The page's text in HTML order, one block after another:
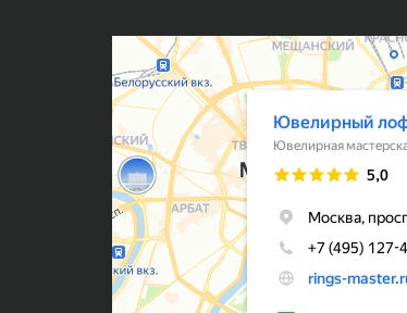
Замечательное предприятие с
прекрасными людьми и очень
интересной продукцией. Случайно
наткнулся на образец кольца и
лучше ничего не нашёл. Сделали
очень красиво, аккуратно, точно по
размеру и гораздо раньше
оговорённого срока. Молодцы!